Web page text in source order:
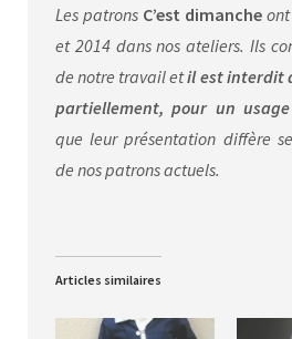
Les patrons C’est dimancheont
et 2014 dans nos ateliers. Ils
de notre travail etil est interdit
partiellement, pour un
que leur présentation diffère
de nos patrons actuels.
Articles similaires